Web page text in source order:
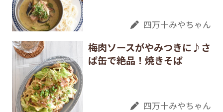
四万十みやちゃん
梅肉ソースがやみつきに♪さ
ば缶で絶品！焼きそば
四万十みやちゃん